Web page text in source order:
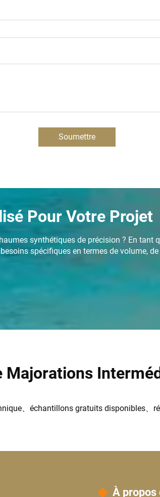
Soumettre
Pour Votre Projet
synthétiques de précision ? En tant
spécifiques en termes de volume,
Majorations
、échantillons gratuits disponibles、
À propos